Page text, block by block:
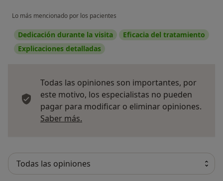
Lo más mencionado por los pacientes
Dedicación durante la visita
Eficacia del tratamiento
Explicaciones detalladas
Todas las opiniones son importantes, por
este motivo, los especialistas no pueden
pagar para modificar o eliminar opiniones.
Saber más.